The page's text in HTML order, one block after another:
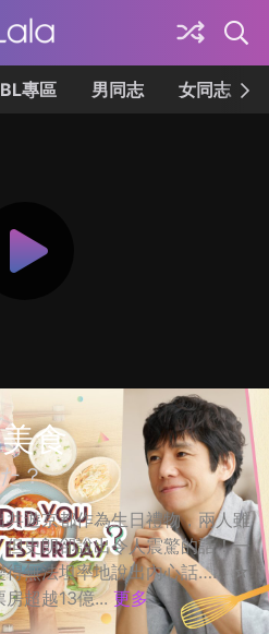
BL專區 男同志 女同志
食
？
遊京都作為生日禮物，兩人雖
史朗卻說出令人震驚的話！一
得無法坦率地說出內心話…… ☆
超越13億... 更多